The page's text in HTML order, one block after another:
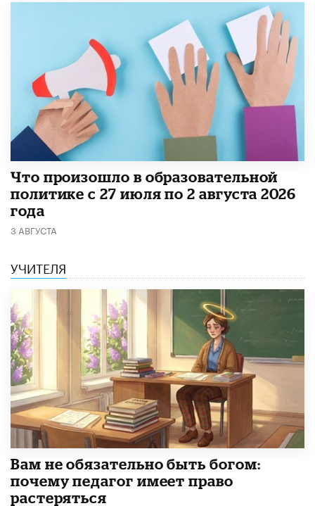
​Что произошло в образовательной
политике с 27 июля по 2 августа 2026
года
3 АВГУСТА
УЧИТЕЛЯ
​Вам не обязательно быть богом:
почему педагог имеет право
растеряться